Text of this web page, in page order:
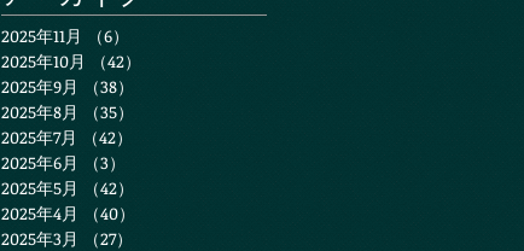
2025年11月 （6）
2025年10月
（42）
2025年9月
（38）
2025年8月
（35）
2025年7月
（42）
2025年6月
（3）
2025年5月
（42）
2025年4月
（40）
2025年3月
（27）